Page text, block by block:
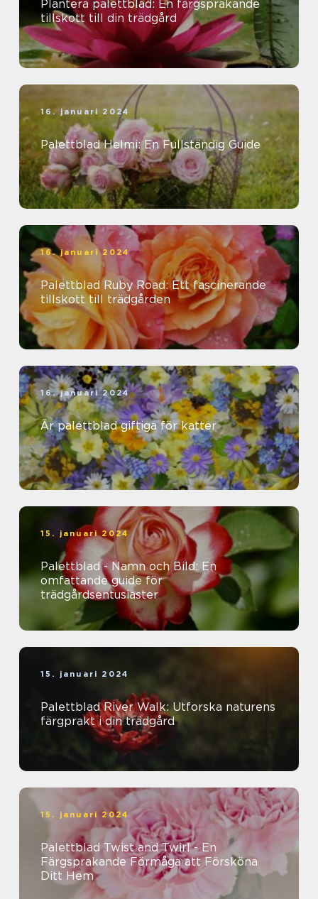
Plantera palettblad: En färgsprakande
tillskott till din trädgård
16. januari 2024
Palettblad Helmi: En Fullständig Guide
16. januari 2024
Palettblad Ruby Road: Ett fascinerande
tillskott till trädgården
16. januari 2024
Är palettblad giftiga för katter
15. januari 2024
Palettblad - Namn och Bild: En
omfattande guide för
trädgårdsentusiaster
15. januari 2024
Palettblad River Walk: Utforska naturens
färgprakt i din trädgård
15. januari 2024
Palettblad Twist and Twirl - En
Färgsprakande Förmåga att Försköna
Ditt Hem